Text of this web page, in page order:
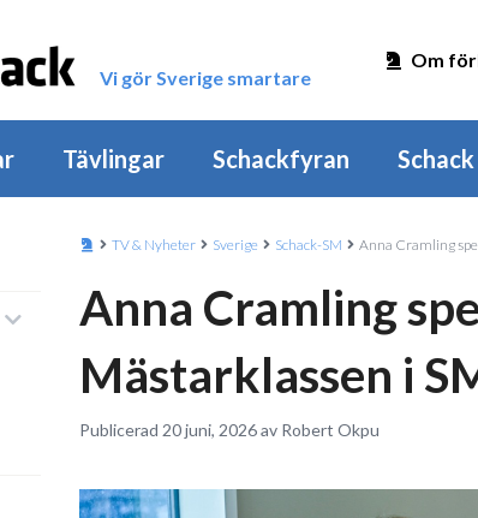
Vi gör Sverige smartare
Om
Tävlingar Schackfyran
TV & Nyheter Sverige Schack-SM Anna Cramling
Anna Cramling
Mästarklassen i
Publicerad 20 juni, 2026 av Robert Okpu